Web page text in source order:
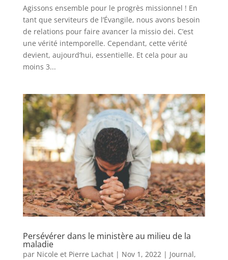
Agissons ensemble pour le progrès missionnel ! En
tant que serviteurs de l’Évangile, nous avons besoin
de relations pour faire avancer la missio dei. C’est
une vérité intemporelle. Cependant, cette vérité
devient, aujourd’hui, essentielle. Et cela pour au
moins 3...
Persévérer dans le ministère au milieu de la
maladie
par Nicole et Pierre Lachat| Nov 1, 2022| Journal,